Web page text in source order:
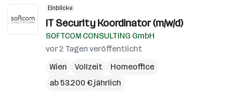
Einblicke
IT Security Koordinator (m/w/d)
SOFTCOM CONSULTING GmbH
vor 2 Tagen veröffentlicht
Wien
Vollzeit
Homeoffice
ab 53.200 € jährlich